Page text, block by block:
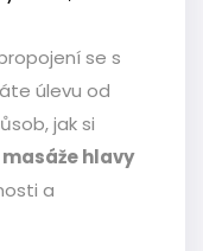
se s
úlevu od
jak si
hlavy
a